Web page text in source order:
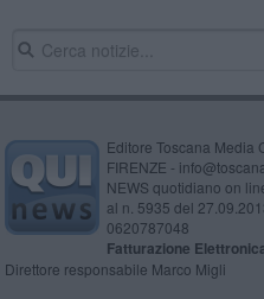
Editore Toscana Media
FIRENZE -
NEWS quotidiano on
al n. 5935 del
0620787048
Fatturazione
Direttore responsabile Marco Migli